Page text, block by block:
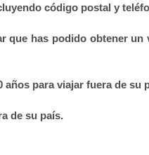
código postal y
que has podido obtener
para viajar fuera de su
de su país.